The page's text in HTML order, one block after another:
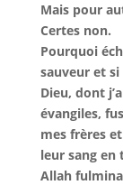
Mais pour
Certes non.
Pourquoi
sauveur et
Dieu, dont
évangiles,
mes frères
leur sang en
Allah